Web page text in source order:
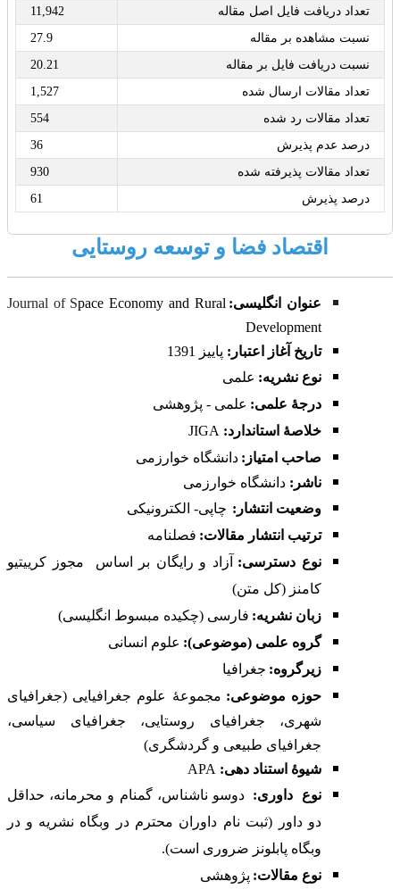
تعداد دریافت فایل اصل مقاله
11,942
نسبت مشاهده بر مقاله
27.9
نسبت دریافت فایل بر مقاله
20.21
تعداد مقالات ارسال شده
1,527
تعداد مقالات رد شده
554
درصد عدم پذیرش
36
تعداد مقالات پذیرفته شده
930
درصد پذیرش
61
اقتصاد فضا و توسعه روستایی
عنوان انگلیسی: Journal of Space Economy and Rural
Development
تاریخ آغاز اعتبار: پاییز
1391
نوع نشریه: علمی
درجۀ علمی: علمی - پژوهشی
خلاصۀ استاندارد: JIGA
صاحب امتیاز: دانشگاه خوارزمی
ناشر: دانشگاه خوارزمی
وضعیت انتشار: چاپی- الکترونیکی
ترتیب انتشار مقالات: فصلنامه
نوع دسترسی:
آزاد و رایگان بر اساس
مجوز کرییتیو
کامنز (کل متن)
زبان نشریه: فارسی (چکیده مبسوط انگلیسی)
گروه علمی (موضوعی): علوم انسانی
زیرگروه: جغرافیا
حوزه موضوعی: مجموعۀ علوم جغرافیایی (جغرافیای
شهری، جغرافیای روستایی، جغرافیای سیاسی،
جغرافیای طبیعی و گردشگری)
شیوۀ استناد دهی: APA
نوع
داوری: دوسو ناشناس، گمنام و محرمانه، حداقل
دو داور (ثبت نام داوران محترم در
وبگاه نشریه و در
وبگاه پابلونز ضروری است).
نوع مقالات: پژوهشی